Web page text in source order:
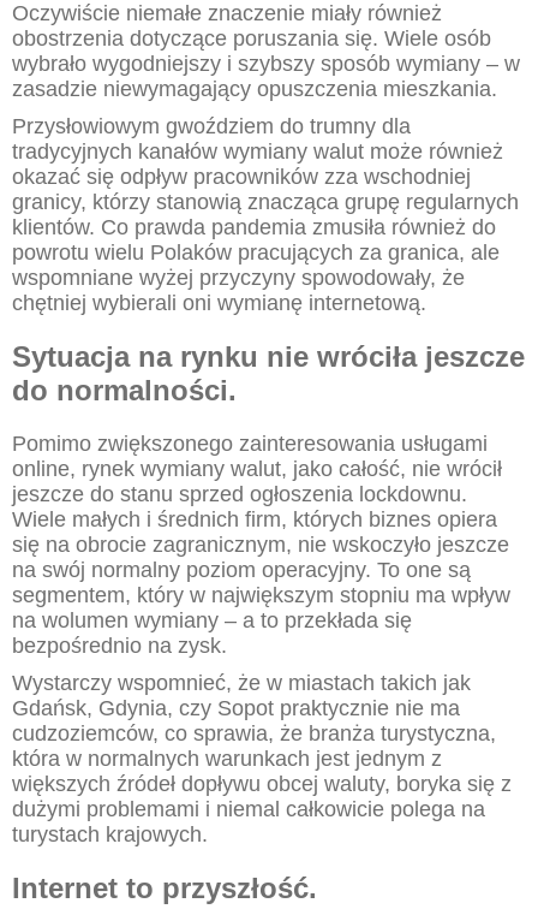
Oczywiście niemałe znaczenie miały również
obostrzenia dotyczące poruszania się. Wiele osób
wybrało wygodniejszy i szybszy sposób wymiany – w
zasadzie niewymagający opuszczenia mieszkania.
Przysłowiowym gwoździem do trumny dla
tradycyjnych kanałów wymiany walut może również
okazać się odpływ pracowników zza wschodniej
granicy, którzy stanowią znacząca grupę regularnych
klientów. Co prawda pandemia zmusiła również do
powrotu wielu Polaków pracujących za granica, ale
wspomniane wyżej przyczyny spowodowały, że
chętniej wybierali oni wymianę internetową.
Sytuacja na rynku nie wróciła jeszcze
do normalności.
Pomimo zwiększonego zainteresowania usługami
online, rynek wymiany walut, jako całość, nie wrócił
jeszcze do stanu sprzed ogłoszenia lockdownu.
Wiele małych i średnich firm, których biznes opiera
się na obrocie zagranicznym, nie wskoczyło jeszcze
na swój normalny poziom operacyjny. To one są
segmentem, który w największym stopniu ma wpływ
na wolumen wymiany – a to przekłada się
bezpośrednio na zysk.
Wystarczy wspomnieć, że w miastach takich jak
Gdańsk, Gdynia, czy Sopot praktycznie nie ma
cudzoziemców, co sprawia, że branża turystyczna,
która w normalnych warunkach jest jednym z
większych źródeł dopływu obcej waluty, boryka się z
dużymi problemami i niemal całkowicie polega na
turystach krajowych.
Internet to przyszłość.